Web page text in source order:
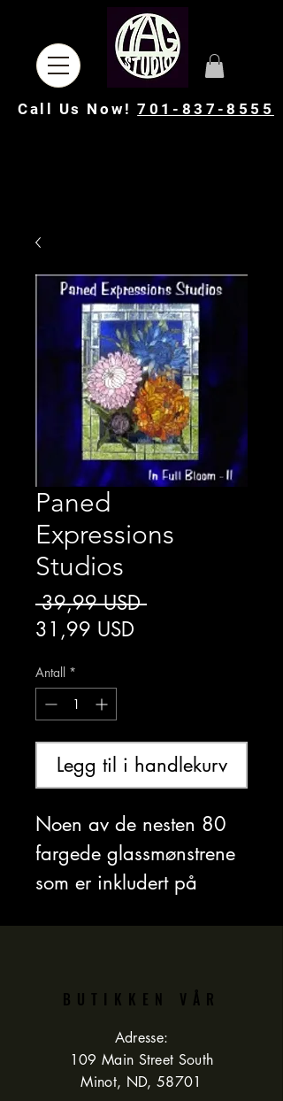
Call Us Now!701-837-8555
Paned
Expressions
Studios
39,99 USD Vanlig
31,99 USD
Antall *
Legg til i handlekurv
Noen av de nesten 80
fargede glassmønstrene
som er inkludert på
inkludert på denne
Alle mønstre leveres i
farger og svart-hvitt i
BUTIKKEN VÅR
Adresse:
109 Main Street South
Minot, ND, 58701